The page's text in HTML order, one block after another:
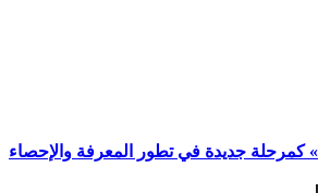
كمرحلة جديدة في تطور المعرفة والإحصاء